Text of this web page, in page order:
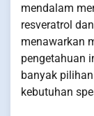
mendalam
resveratrol
menawarkan
pengetahuan
banyak
kebutuhan